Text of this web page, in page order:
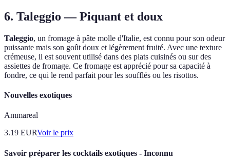
6. Taleggio — Piquant et doux
Taleggio, un fromage à pâte molle d'Italie, est connu pour son odeur
puissante mais son goût doux et légèrement fruité. Avec une texture
crémeuse, il est souvent utilisé dans des plats cuisinés ou sur des
assiettes de fromage. Ce fromage est apprécié pour sa capacité à
fondre, ce qui le rend parfait pour les soufflés ou les risottos.
Nouvelles exotiques
Ammareal
3.19 EURVoir le prix
Savoir préparer les cocktails exotiques - Inconnu